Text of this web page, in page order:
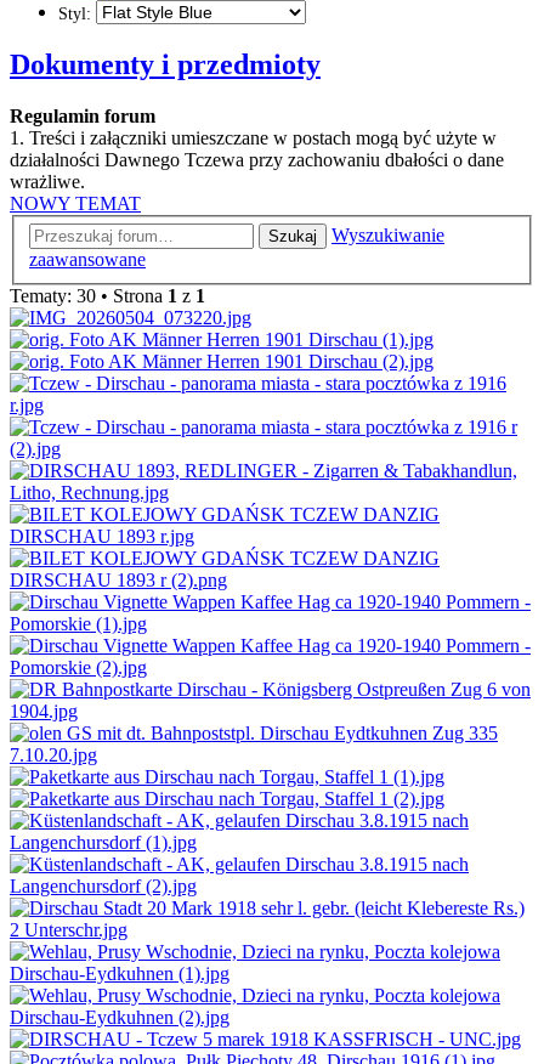
Styl:
Dokumenty i przedmioty
Regulamin forum
1. Treści i załączniki umieszczane w postach mogą być użyte w
działalności Dawnego Tczewa przy zachowaniu dbałości o dane
wrażliwe.
NOWY TEMAT
Szukaj
Wyszukiwanie
zaawansowane
Tematy: 30 • Strona 1 z 1